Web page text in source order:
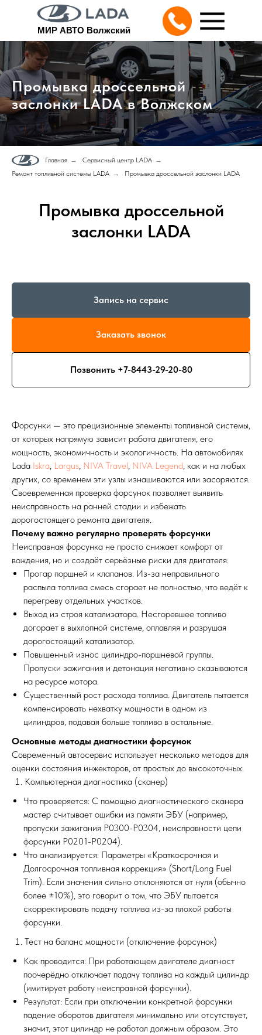
МИР АВТО Волжский
Промывка дроссельной
заслонки LADA в Волжском
Главная → Сервисный центр LADA →
Ремонт топливной системы LADA → Промывка дроссельной заслонки LADA
Промывка дроссельной
заслонки LADA
Запись на сервис
Заказать звонок
Позвонить +7-8443-29-20-80
Форсунки — это прецизионные элементы топливной системы,
от которых напрямую зависит работа двигателя, его
мощность, экономичность и экологичность. На автомобилях
Lada Iskra Largus NIVA Travel NIVA Legend , как и на любых
других, со временем эти узлы изнашиваются или засоряются.
Своевременная проверка форсунок позволяет выявить
неисправность на ранней стадии и избежать
дорогостоящего ремонта двигателя.
Почему важно регулярно проверять форсунки
Неисправная форсунка не просто снижает комфорт от
вождения, но и создаёт серьёзные риски для двигателя:
Прогар поршней и клапанов. Из-за неправильного
распыла топлива смесь сгорает не полностью, что ведёт к
перегреву отдельных участков.
Выход из строя катализатора. Несгоревшее топливо
догорает в выхлопной системе, оплавляя и разрушая
дорогостоящий катализатор.
Повышенный износ цилиндро-поршневой группы.
Пропуски зажигания и детонация негативно сказываются
на ресурсе мотора.
Существенный рост расхода топлива. Двигатель пытается
компенсировать нехватку мощности в одном из
цилиндров, подавая больше топлива в остальные.
Основные методы диагностики форсунок
Современный автосервис использует несколько методов для
оценки состояния инжекторов, от простых до высокоточных.
Компьютерная диагностика (сканер)
Что проверяется: С помощью диагностического сканера
мастер считывает ошибки из памяти ЭБУ (например,
пропуски зажигания P0300-P0304, неисправности цепи
форсунки P0201-P0204).
Что анализируется: Параметры «Краткосрочная и
Долгосрочная топливная коррекция» (Short/Long Fuel
Trim). Если значения сильно отклоняются от нуля (обычно
более ±10%), это говорит о том, что ЭБУ пытается
скорректировать подачу топлива из-за плохой работы
форсунки.
Тест на баланс мощности (отключение форсунок)
Как проводится: При работающем двигателе диагност
поочерёдно отключает подачу топлива на каждый цилиндр
(имитирует работу неисправной форсунки).
Результат: Если при отключении конкретной форсунки
падение оборотов двигателя минимально или отсутствует,
значит, этот цилиндр не работал должным образом. Это